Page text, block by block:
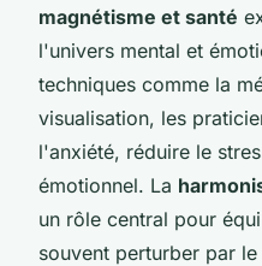
magnétisme et santé
l'univers mental et
techniques comme la
visualisation, les
l'anxiété, réduire le
émotionnel. La
un rôle central pour
souvent perturber par